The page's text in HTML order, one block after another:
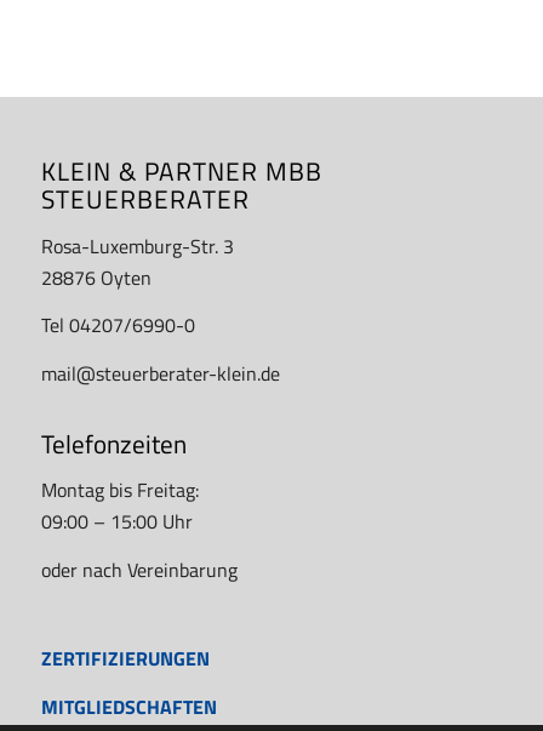
KLEIN & PARTNER MBB
STEUERBERATER
Rosa-Luxemburg-Str. 3
28876 Oyten
Tel 04207/6990-0
mail@steuerberater-klein.de
Telefonzeiten
Montag bis Freitag:
09:00 – 15:00 Uhr
oder nach Vereinbarung
ZERTIFIZIERUNGEN
MITGLIEDSCHAFTEN